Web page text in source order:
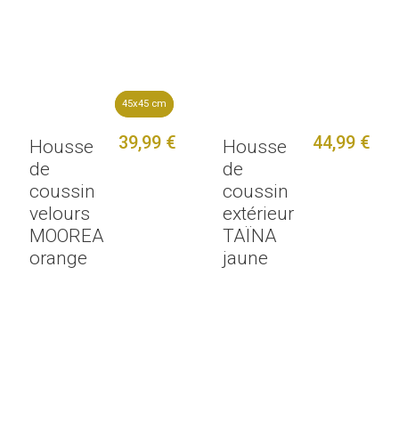
45x45 cm
45x45 cm
Housse
de
coussin
velours
MOOREA
orange
39,99 €
Housse
de
coussin
extérieur
TAÏNA
jaune
44,99 €